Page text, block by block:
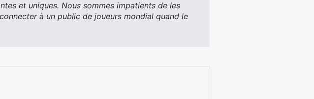
et uniques. Nous sommes impatients de les
à un public de joueurs mondial quand le